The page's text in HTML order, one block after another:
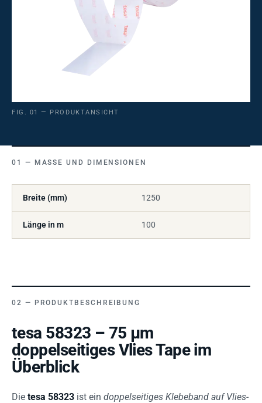
FIG. 01 — PRODUKTANSICHT
MASSE UND DIMENSIONEN
Breite (mm) 1250
Länge in m 100
PRODUKTBESCHREIBUNG
tesa 58323 – 75 µm
doppelseitiges Vlies Tape im
Überblick
Die tesa 58323 ist ein doppelseitiges Klebeband auf Vlies-